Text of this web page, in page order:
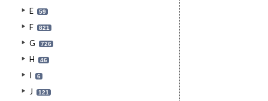
E 59
F 821
G 726
H 46
I 6
J 121